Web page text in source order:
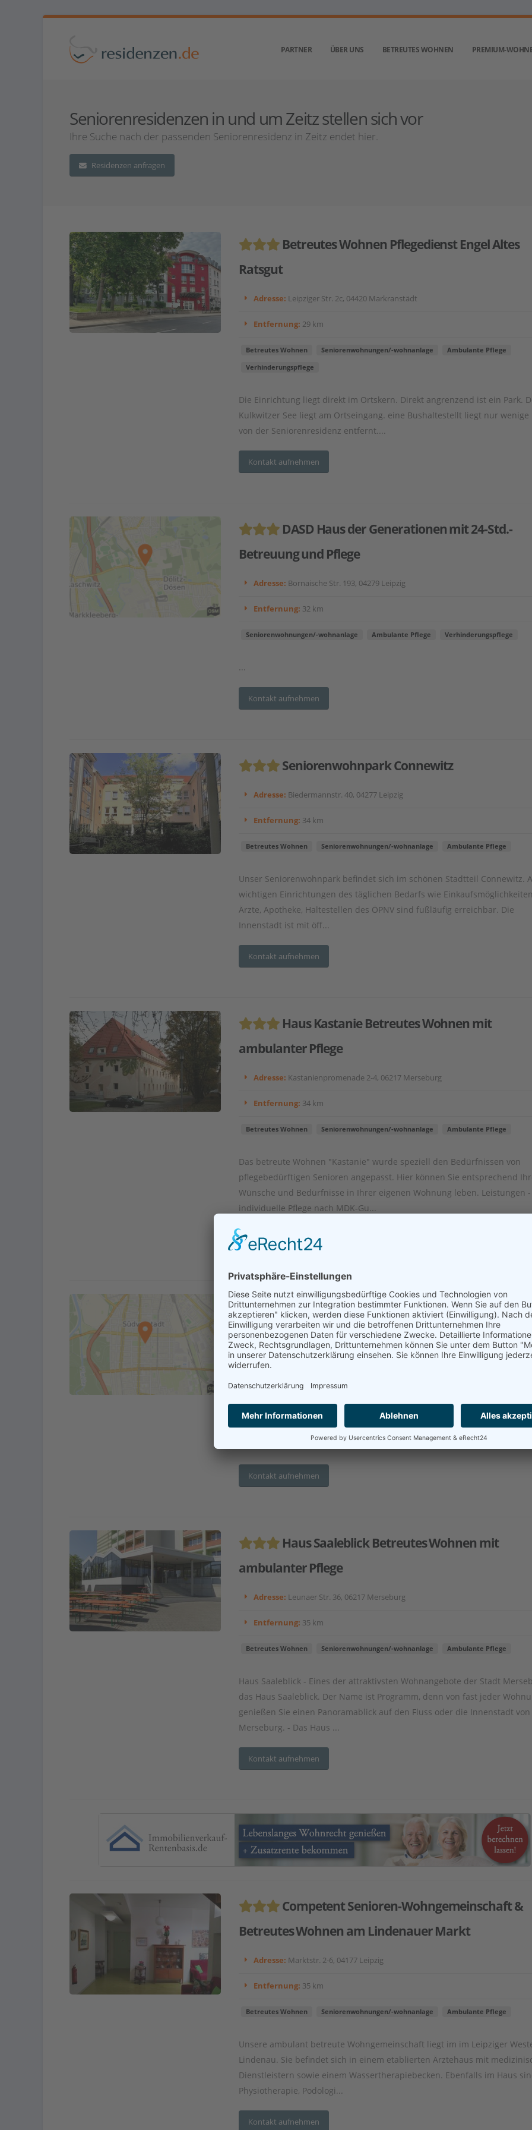
PARTNER ÜBER UNS BETREUTES WOHNEN PREMIUM-
Seniorenresidenzen in und um Zeitz stellen sich vor
Ihre Suche nach der passenden Seniorenresidenz in Zeitz endet hier.
Residenzen anfragen
Betreutes Wohnen Pflegedienst Engel Altes
Ratsgut
Adresse: Leipziger Str. 2c, 04420 Markranstädt
Entfernung: 29 km
Betreutes Wohnen Seniorenwohnungen/-wohnanlage Ambulante Pflege
Verhinderungspflege
Die Einrichtung liegt direkt im Ortskern. Direkt angrenzend ist ein Park.
Kulkwitzer See liegt am Ortseingang. eine Bushaltestellt liegt nur wenige
von der Seniorenresidenz entfernt....
Kontakt aufnehmen
DASD Haus der Generationen mit 24-Std.-
Betreuung und Pflege
Adresse: Bornaische Str. 193, 04279 Leipzig
Entfernung: 32 km
Seniorenwohnungen/-wohnanlage Ambulante Pflege Verhinderungspflege
...
Kontakt aufnehmen
Seniorenwohnpark Connewitz
Adresse: Biedermannstr. 40, 04277 Leipzig
Entfernung: 34 km
Betreutes Wohnen Seniorenwohnungen/-wohnanlage Ambulante Pflege
Unser Seniorenwohnpark befindet sich im schönen Stadtteil Connewitz.
wichtigen Einrichtungen des täglichen Bedarfs wie
Ärzte, Apotheke, Haltestellen des ÖPNV sind fußläufig erreichbar. Die
Innenstadt ist mit öff...
Kontakt aufnehmen
Haus Kastanie Betreutes Wohnen mit
ambulanter Pflege
Adresse: Kastanienpromenade 2-4, 06217 Merseburg
Entfernung: 34 km
Betreutes Wohnen Seniorenwohnungen/-wohnanlage Ambulante Pflege
Das betreute Wohnen "Kastanie" wurde speziell den Bedürfnissen von
pflegebedürftigen Senioren angepasst. Hier können Sie entsprechend
Wünsche und Bedürfnisse in Ihrer eigenen Wohnung leben. Leistungen -
individuelle Pflege nach MDK-Gu...
Kontakt aufnehmen
Löwenherz Betreutes Wohnen mit 24-
Pflege Andreasstraße
Adresse:Andreasstr. 1-2, 04275 Leipzig
Entfernung:35 km
Seniorenwohnungen/-wohnanlage Ambulante Pflege
Kontakt aufnehmen
Haus Saaleblick Betreutes Wohnen mit
ambulanter Pflege
Adresse: Leunaer Str. 36, 06217 Merseburg
Entfernung: 35 km
Betreutes Wohnen Seniorenwohnungen/-wohnanlage Ambulante Pflege
Haus Saaleblick - Eines der attraktivsten Wohnangebote der Stadt
das Haus Saaleblick. Der Name ist Programm, denn von fast jeder
genießen Sie einen Panoramablick auf den Fluss oder die Innenstadt von
Merseburg. - Das Haus ...
Kontakt aufnehmen
Competent Senioren-Wohngemeinschaft &
Betreutes Wohnen am Lindenauer Markt
Adresse: Marktstr. 2-6, 04177 Leipzig
Entfernung: 35 km
Betreutes Wohnen Seniorenwohnungen/-wohnanlage Ambulante Pflege
Unsere ambulant betreute Wohngemeinschaft liegt im im Leipziger
Lindenau. Sie befindet sich in einem etablierten Ärztehaus mit
Dienstleistern sowie einem Wassertherapiebecken. Ebenfalls im Haus
Physiotherapie, Podologi...
Kontakt aufnehmen